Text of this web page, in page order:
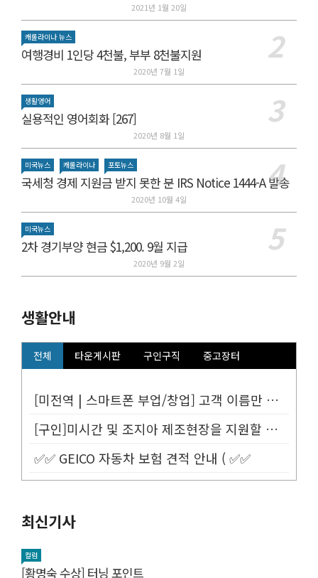
2021년 1월 20일
캐롤라이나 뉴스
여행경비 1인당 4천불, 부부 8천불지원
2020년 7월 1일
생활영어
실용적인 영어회화 [267]
2020년 8월 1일
미국뉴스 캐롤라이나 포토뉴스
국세청 경제 지원금 받지 못한 분 IRS Notice 1444-A 발송
2020년 10월 4일
미국뉴스
2차 경기부양 현금 $1,200. 9월 지급
2020년 9월 2일
생활안내
전체 타운게시판 구인구직 중고장터
[미전역 | 스마트폰 부업/창업] 고객 이름만 넣으면 평생 연금 20% ...
[구인]미시간 및 조지아 제조현장을 지원할 Customer Service...
✅✅ GEICO 자동차 보험 견적 안내 ( ✅✅
최신기사
컬럼
[황명숙 수상] 터닝 포인트